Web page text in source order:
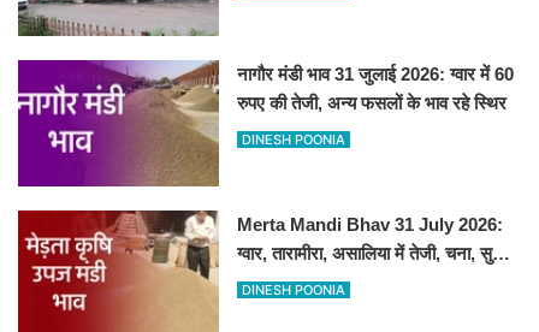
नागौर मंडी भाव 31 जुलाई 2026: ग्वार में 60
रुपए की तेजी, अन्य फसलों के भाव रहे स्थिर
DINESH POONIA
Merta Mandi Bhav 31 July 2026:
ग्वार, तारामीरा, असालिया में तेजी, चना, सुवा,
रायड़ा मंदे बिके
DINESH POONIA